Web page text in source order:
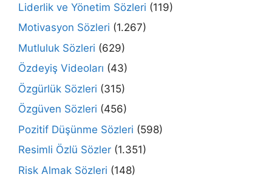
Liderlik ve Yönetim Sözleri (119)
Motivasyon Sözleri (1.267)
Mutluluk Sözleri (629)
Özdeyiş Videoları (43)
Özgürlük Sözleri (315)
Özgüven Sözleri (456)
Pozitif Düşünme Sözleri (598)
Resimli Özlü Sözler (1.351)
Risk Almak Sözleri (148)